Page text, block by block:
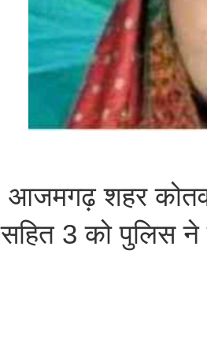
आजमगढ़ शहर
सहित 3 को पुलिस ने